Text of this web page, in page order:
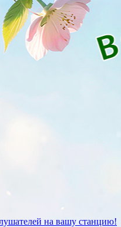
на вашу станцию!